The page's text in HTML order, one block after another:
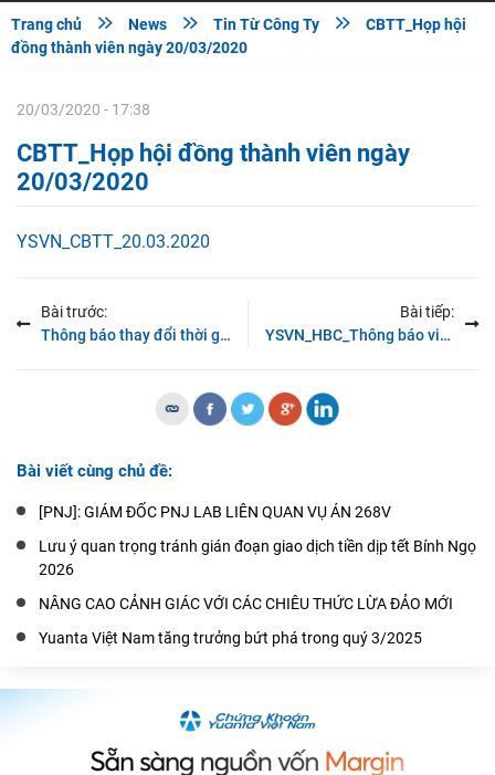
Trang chủ  News  Tin Từ Công Ty 
CBTT_Họp hội
đồng thành viên ngày 20/03/2020
20/03/2020 - 17:38
CBTT_Họp hội đồng thành viên ngày
20/03/2020
YSVN_CBTT_20.03.2020
Bài trước:
Thông báo thay đổi thời gian giao dịch tiền tại YSVN ngày 22/01/2020
Bài tiếp:
YSVN_HBC_Thông báo việc HỦY bán giải chấp cổ phiếu của người nội bộ
Bài viết cùng chủ đề:
[PNJ]: GIÁM ĐỐC PNJ LAB LIÊN QUAN VỤ ÁN 268V
Lưu ý quan trọng tránh gián đoạn giao dịch tiền dịp tết Bính Ngọ
2026
NÂNG CAO CẢNH GIÁC VỚI CÁC CHIÊU THỨC LỪA ĐẢO MỚI
Yuanta Việt Nam tăng trưởng bứt phá trong quý 3/2025